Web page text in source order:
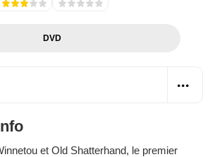
DVD
et Old Shatterhand, le premier